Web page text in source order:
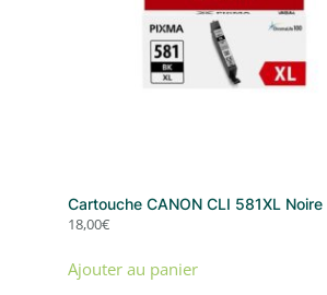
Cartouche CANON CLI 581XL Noire
18,00€
Ajouter au panier